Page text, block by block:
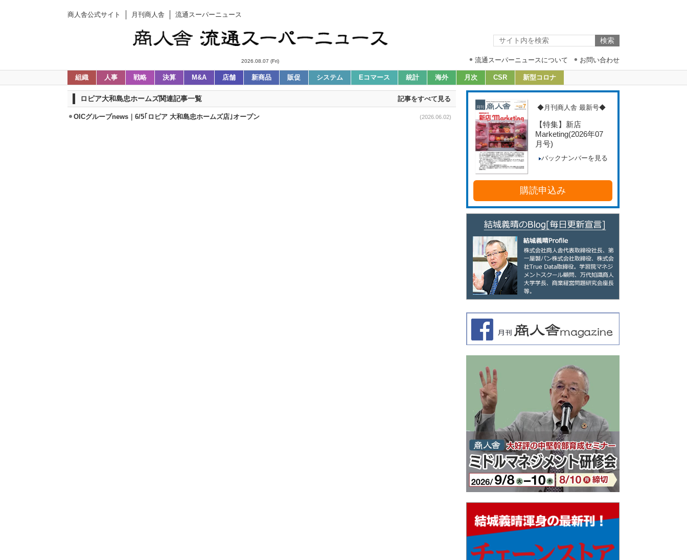
商人舎公式サイト 月刊商人舎 流通スーパーニュース
2026.08.07 (Fri) 流通スーパーニュースについて お問い合わせ
組織 人事 戦略 決算 M&A 店舗 新商品 販促 システム Eコマース 統計 海外 月次 CSR 新型コロナ
ロピア大和島忠ホームズ関連記事一覧 記事をすべて見る
OICグループnews｜6/5｢ロピア 大和島忠ホームズ店｣オープン (2026.06.02)
◆月刊商人舎 最新号◆
【特集】新店
Marketing(2026年07
月号)
バックナンバーを見る
購読申込み